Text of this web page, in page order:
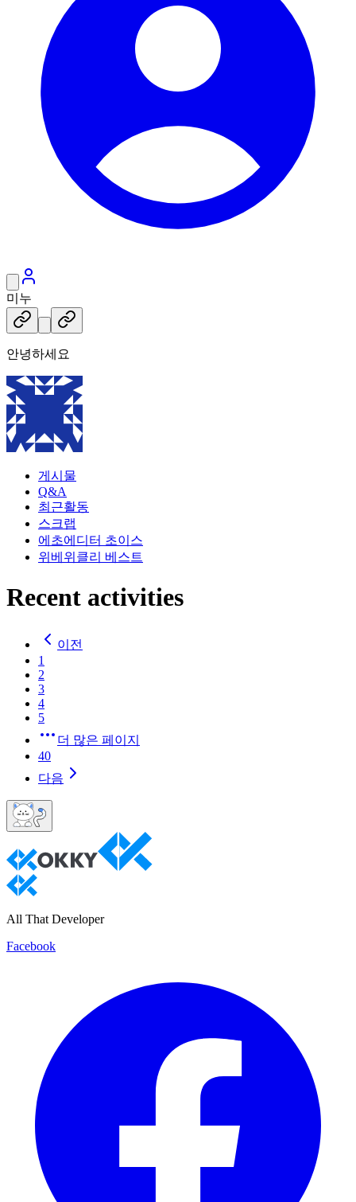
미누
안녕하세요
게시물
Q&A
최근활동
스크랩
에초에디터 초이스
위베 위클리 베스트
Recent activities
이전
1
2
3
4
5
더 많은 페이지
40
다음
All That Developer
Facebook